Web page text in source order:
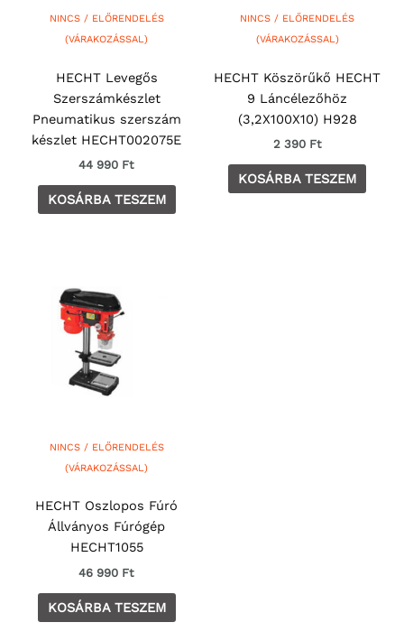
NINCS / ELŐRENDELÉS
(VÁRAKOZÁSSAL)
HECHT Levegős
Szerszámkészlet
Pneumatikus szerszám
készlet HECHT002075E
44 990 Ft
KOSÁRBA TESZEM
NINCS / ELŐRENDELÉS
(VÁRAKOZÁSSAL)
HECHT Köszörűkő HECHT
9 Láncélezőhöz
(3,2X100X10) H928
2 390 Ft
KOSÁRBA TESZEM
NINCS / ELŐRENDELÉS
(VÁRAKOZÁSSAL)
HECHT Oszlopos Fúró
Állványos Fúrógép
HECHT1055
46 990 Ft
KOSÁRBA TESZEM